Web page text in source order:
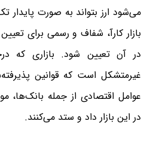
می‌شود ارز بتواند به صورت
بازار کارآ، شفاف و رسمی برای
در آن تعیین شود. بازاری که
غیرمتشکل است که قوانین
عوامل اقتصادی از جمله
در این بازار داد و ستد می‌کنند.